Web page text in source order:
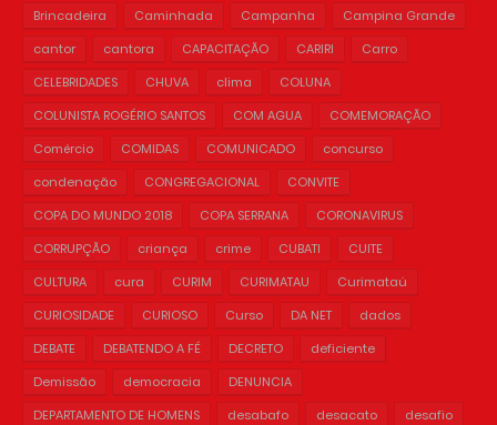
Brincadeira
Caminhada Campanha
Campina Grande
cantor
cantora CAPACITAÇÃO CARIRI
Carro
CELEBRIDADES
CHUVA clima
COLUNA
COLUNISTA ROGÉRIO SANTOS
COM AGUA
COMEMORAÇÃO
Comércio
COMIDAS COMUNICADO
concurso
condenação
CONGREGACIONAL
CONVITE
COPA DO MUNDO 2018
COPA SERRANA
CORONAVIRUS
CORRUPÇÃO
criança crime CUBATI
CUITE
CULTURA
cura CURIM CURIMATAU
Curimataú
CURIOSIDADE
CURIOSO Curso DA NET
dados
DEBATE
DEBATENDO A FÉ DECRETO
deficiente
Demissão
democracia
DENUNCIA
DEPARTAMENTO DE HOMENS
desabafo desacato
desafio